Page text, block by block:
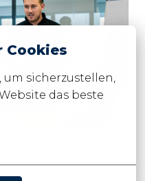
Cookies
um sicherzustellen,
das beste